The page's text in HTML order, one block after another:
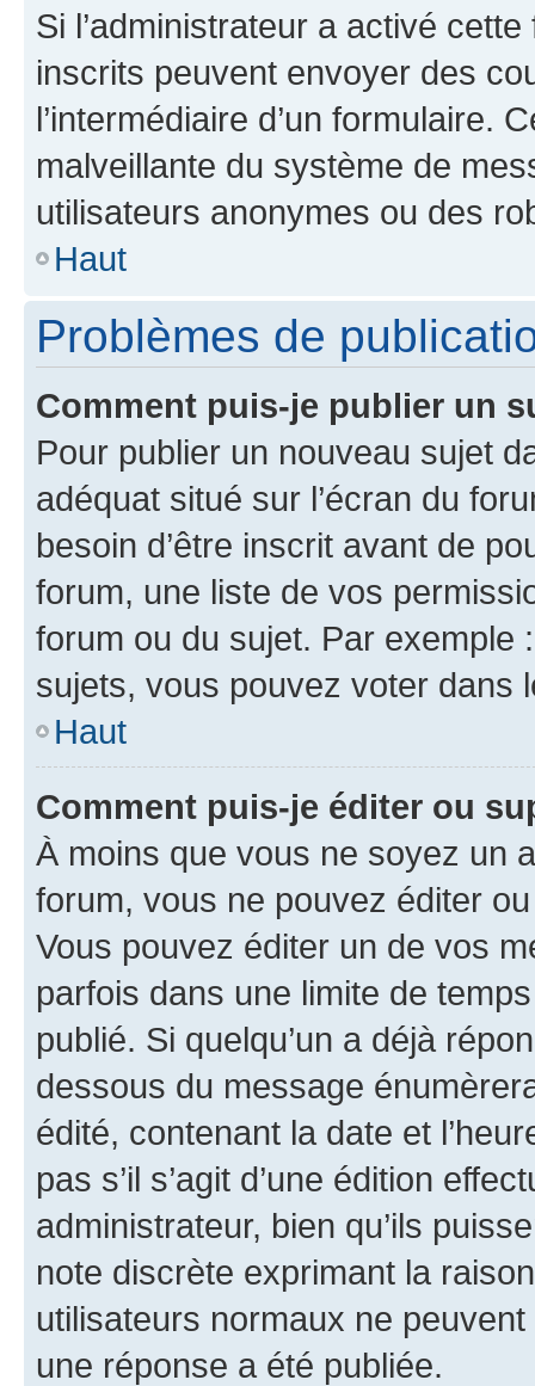
Si l’administrateur a activé
inscrits peuvent envoyer des
l’intermédiaire d’un formulaire.
malveillante du système de
utilisateurs anonymes ou des
Haut
Problèmes de
Comment puis-je publier un
Pour publier un nouveau sujet
adéquat situé sur l’écran du
besoin d’être inscrit avant de
forum, une liste de vos
forum ou du sujet. Par exemple
sujets, vous pouvez voter dans
Haut
Comment puis-je éditer ou
À moins que vous ne soyez un
forum, vous ne pouvez éditer
Vous pouvez éditer un de vos
parfois dans une limite de
publié. Si quelqu’un a déjà
dessous du message
édité, contenant la date et
pas s’il s’agit d’une édition
administrateur, bien qu’ils
note discrète exprimant la
utilisateurs normaux ne
une réponse a été publiée.